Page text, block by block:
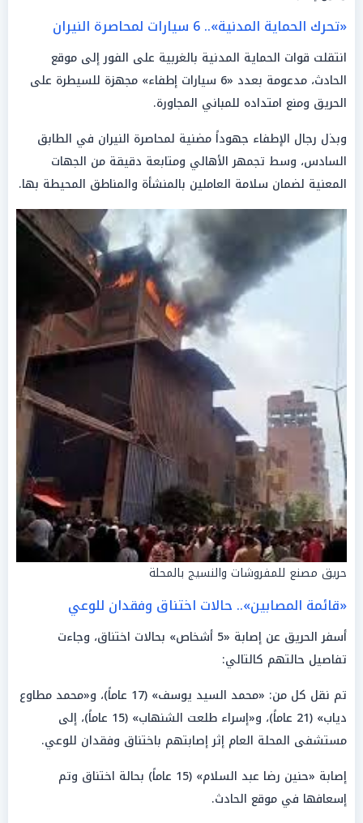
«تحرك الحماية المدنية».. 6 سيارات لمحاصرة النيران
انتقلت قوات الحماية المدنية بالغربية على الفور إلى موقع
الحادث، مدعومة بعدد «6 سيارات إطفاء» مجهزة للسيطرة على
الحريق ومنع امتداده للمباني المجاورة.
وبذل رجال الإطفاء جهوداً مضنية لمحاصرة النيران في الطابق
السادس، وسط تجمهر الأهالي ومتابعة دقيقة من الجهات
المعنية لضمان سلامة العاملين بالمنشأة والمناطق المحيطة بها.
حريق مصنع للمفروشات والنسيج بالمحلة
«قائمة المصابين».. حالات اختناق وفقدان للوعي
أسفر الحريق عن إصابة «5 أشخاص» بحالات اختناق، وجاءت
تفاصيل حالتهم كالتالي:
تم نقل كل من: «محمد السيد يوسف» (17 عاماً)، و«محمد مطاوع
دياب» (21 عاماً)، و«إسراء طلعت الشنهاب» (15 عاماً)، إلى
مستشفى المحلة العام إثر إصابتهم باختناق وفقدان للوعي.
إصابة «حنين رضا عبد السلام» (15 عاماً) بحالة اختناق وتم
إسعافها في موقع الحادث.